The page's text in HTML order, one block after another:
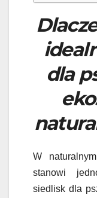
dla
W
stanowi
siedlisk dla